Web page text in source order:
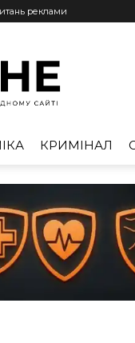
реклами
КРИМІНАЛ